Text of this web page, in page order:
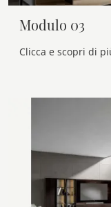
Modulo 03